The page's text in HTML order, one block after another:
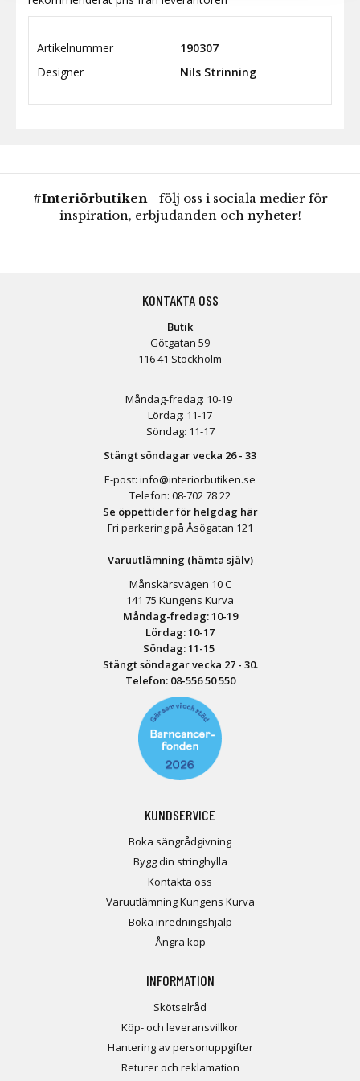
Artikelnummer
190307
Designer
Nils Strinning
#Interiörbutiken- följ oss i sociala medier för
inspiration, erbjudanden och nyheter!
KONTAKTA OSS
Butik
Götgatan 59
116 41 Stockholm
Måndag-fredag: 10-19
Lördag: 11-17
Söndag: 11-17
Stängt söndagar vecka 26 - 33
E-post: info@interiorbutiken.se
Telefon: 08-702 78 22
Se öppettider för helgdag här
Fri parkering på Åsögatan 121
Varuutlämning (hämta själv)
Månskärsvägen 10 C
141 75 Kungens Kurva
Måndag-fredag: 10-19
Lördag: 10-17
Söndag: 11-15
Stängt söndagar vecka 27 - 30.
Telefon: 08-556 50 550
KUNDSERVICE
Boka sängrådgivning
Bygg din stringhylla
Kontakta oss
Varuutlämning Kungens Kurva
Boka inredningshjälp
Ångra köp
INFORMATION
Skötselråd
Köp- och leveransvillkor
Hantering av personuppgifter
Returer och reklamation